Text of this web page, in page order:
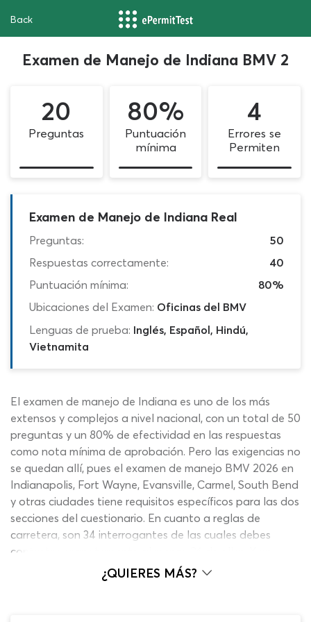
Back
Examen de Manejo de Indiana BMV 2
20
Preguntas
80%
Puntuación
mínima
4
Errores se
Permiten
Examen de Manejo de Indiana Real
Preguntas:
50
Respuestas correctamente:
40
Puntuación mínima:
80%
Ubicaciones del Examen: Oficinas del BMV
Lenguas de prueba: Inglés, Español, Hindú,
Vietnamita
El examen de manejo de Indiana es uno de los más
extensos y complejos a nivel nacional, con un total de 50
preguntas y un 80% de efectividad en las respuestas
como nota mínima de aprobación. Pero las exigencias no
se quedan allí, pues el examen de manejo BMV 2026 en
Indianapolis, Fort Wayne, Evansville, Carmel, South Bend
y otras ciudades tiene requisitos específicos para las dos
secciones del cuestionario. En cuanto a reglas de
carretera, son 34 interrogantes de las cuales debes
contestar correctamente al menos 26 de ellas. Y en
torno a la parte de señales de tránsito, el test de
manejo escrito 2026 presenta 16 enunciados con la
¿QUIERES MÁS?